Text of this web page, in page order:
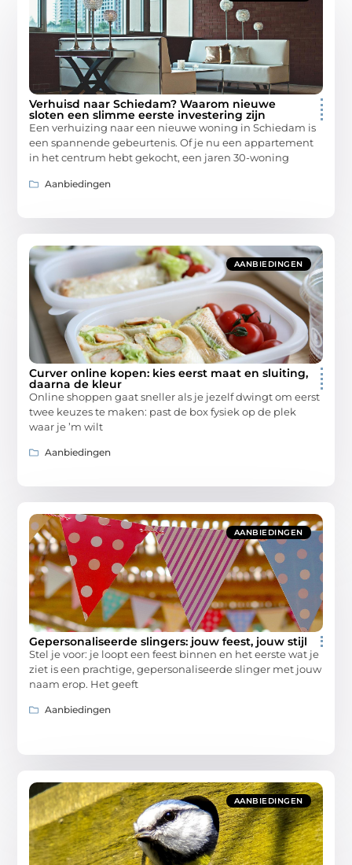
Verhuisd naar Schiedam? Waarom nieuwe
sloten een slimme eerste investering zijn
Een verhuizing naar een nieuwe woning in Schiedam is
een spannende gebeurtenis. Of je nu een appartement
in het centrum hebt gekocht, een jaren 30-woning
Aanbiedingen
AANBIEDINGEN
Curver online kopen: kies eerst maat en sluiting,
daarna de kleur
Online shoppen gaat sneller als je jezelf dwingt om eerst
twee keuzes te maken: past de box fysiek op de plek
waar je ’m wilt
Aanbiedingen
AANBIEDINGEN
Gepersonaliseerde slingers: jouw feest, jouw stijl
Stel je voor: je loopt een feest binnen en het eerste wat je
ziet is een prachtige, gepersonaliseerde slinger met jouw
naam erop. Het geeft
Aanbiedingen
AANBIEDINGEN